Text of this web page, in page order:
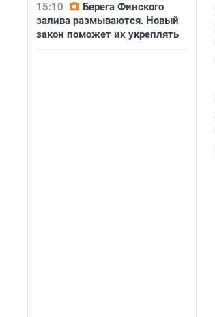
15:10
Берега Финского
залива размываются. Новый
закон поможет их укреплять